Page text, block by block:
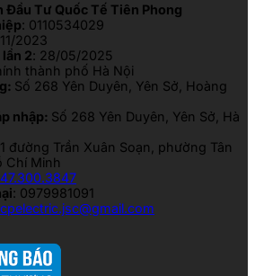
Đầu Tư Quốc Tế Tiên Phong
: 0110534029
2023
2: 28/05/2025
thành phố Hà Nội
Số 268 Yên Duyên, Yên Sở, Hoàng
nhập: Số 268 Yên Duyên, Yên Sở, Hà
đường Trần Xuân Soạn, phường Tân
Chí Minh
: 0979981091